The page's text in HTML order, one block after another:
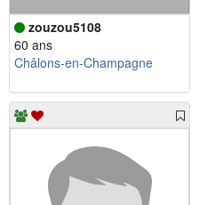
zouzou5108
60 ans
Châlons-en-Champagne